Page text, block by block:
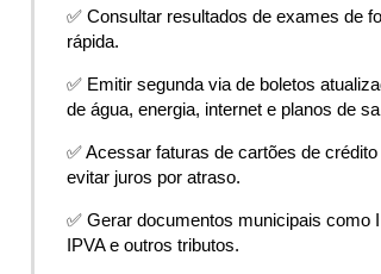
✅ Consultar resultados de exames de
rápida.
✅ Emitir segunda via de boletos
de água, energia, internet e planos de
✅ Acessar faturas de cartões de crédito
evitar juros por atraso.
✅ Gerar documentos municipais como
IPVA e outros tributos.